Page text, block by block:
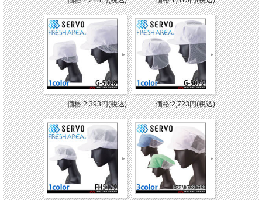
価格:2,393円(税込) 価格:2,723円(税込)